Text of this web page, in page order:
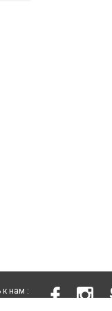
к нам :